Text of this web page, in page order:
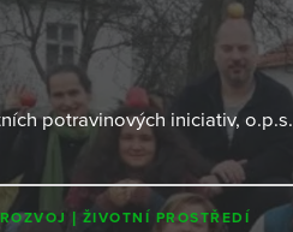
potravinových iniciativ, o.p.s.
ŽIVOTNÍ PROSTŘEDÍ